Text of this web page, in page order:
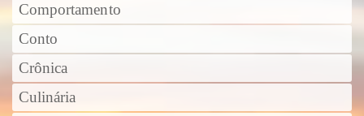
Comportamento
Conto
Crônica
Culinária